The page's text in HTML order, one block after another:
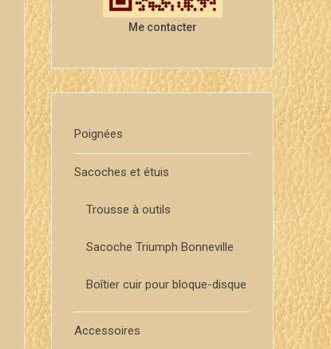
Me contacter
Poignées
Sacoches et étuis
Trousse à outils
Sacoche Triumph Bonneville
Boîtier cuir pour bloque-disque
Accessoires